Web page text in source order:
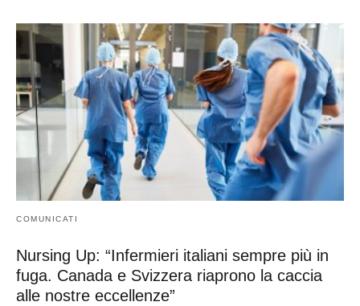
COMUNICATI
Nursing Up: “Infermieri italiani sempre più in
fuga. Canada e Svizzera riaprono la caccia
alle nostre eccellenze”